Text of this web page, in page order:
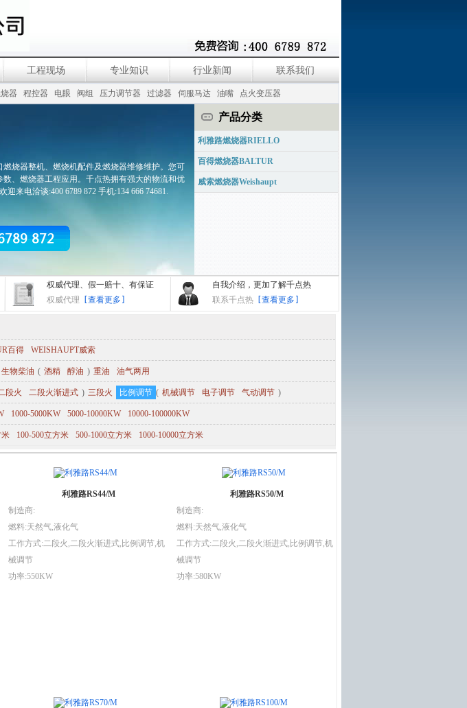
工程现场 专业知识 行业新闻 联系我们
器 程控器 电眼 阀组 压力调节器 过滤器 伺服马达 油嘴 点火变压器
产品分类
利雅路燃烧器RIELLO
百得燃烧器BALTUR
威索燃烧器Weishaupt
烧器整机、燃烧机配件及燃烧器维修维护。您可
数、燃烧器工程应用。千点热拥有强大的物流和优
来电洽谈:400 6789 872 手机:134 666 74681.
权威代理、假一赔十、有保证
权威代理
[查看更多]
自我介绍，更加了解千点热
联系千点热
[查看更多]
百得 WEISHAUPT威索
生物柴油 ( 酒精 醇油 ) 重油 油气两用
段火 二段火渐进式 ) 三段火 比例调节 ( 机械调节 电子调节 气动调节 )
1000-5000KW 5000-10000KW 10000-100000KW
米 100-500立方米 500-1000立方米 1000-10000立方米
利雅路RS44/M
制造商:
燃料:天然气,液化气
工作方式:二段火,二段火渐进式,比例调节,机
械调节
功率:550KW
利雅路RS50/M
制造商:
燃料:天然气,液化气
工作方式:二段火,二段火渐进式,比例调节,机
械调节
功率:580KW